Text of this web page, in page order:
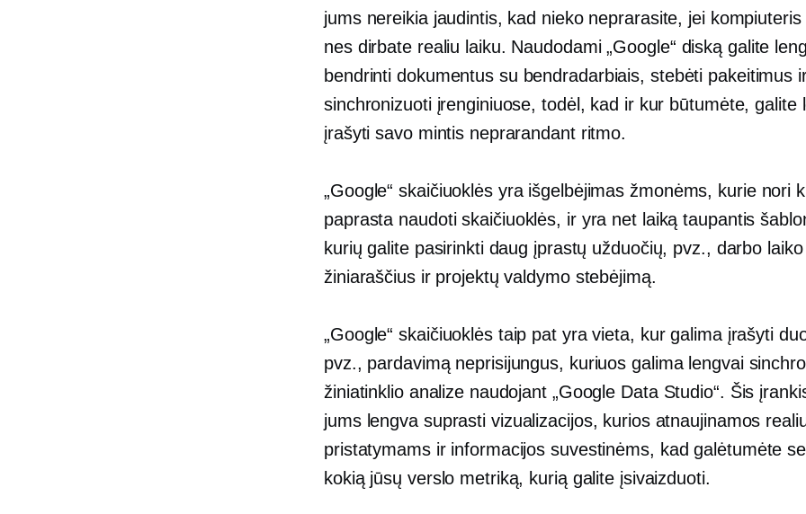
jums nereikia jaudintis, kad nieko neprarasite, jei
nes dirbate realiu laiku. Naudodami „Google“ diską galite
bendrinti dokumentus su bendradarbiais, stebėti pakeitimus
sinchronizuoti įrenginiuose, todėl, kad ir kur būtumėte, galite
įrašyti savo mintis neprarandant ritmo.
„Google“ skaičiuoklės yra išgelbėjimas žmonėms, kurie nori
paprasta naudotiskaičiuoklės, ir yra net laiką taupantis
kurių galite pasirinkti daug įprastų užduočių, pvz., darbo
žiniaraščius ir projektų valdymo stebėjimą.
„Google“ skaičiuoklės taip pat yra vieta, kur galima įrašyti
pvz., pardavimą neprisijungus, kuriuos galima lengvai
žiniatinklio analize naudojant „Google Data Studio“. Šis
jums lengva suprasti vizualizacijos, kurios atnaujinamos
pristatymams ir informacijos suvestinėms, kad galėtumėte
kokią jūsų verslo metriką, kurią galite įsivaizduoti.